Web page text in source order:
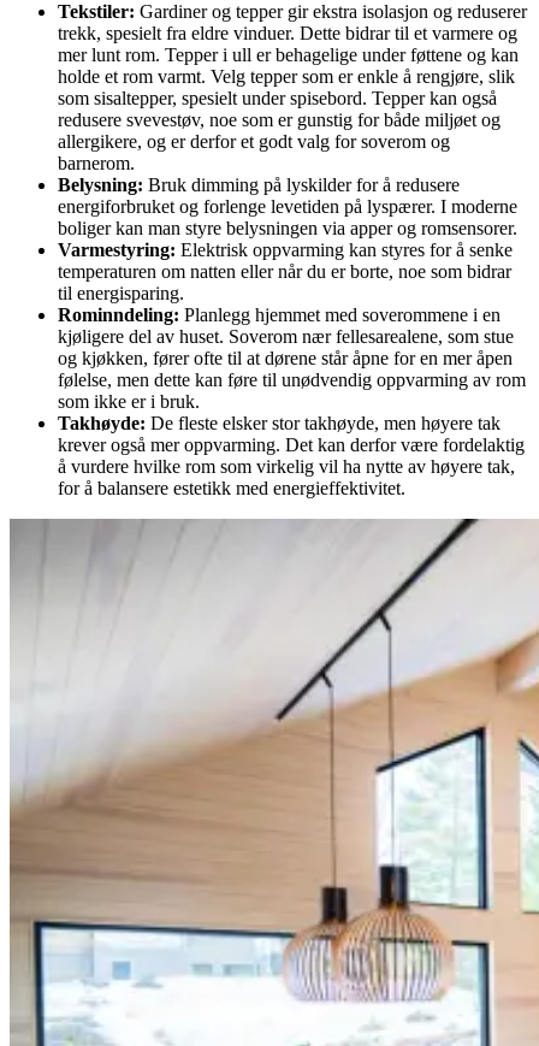
Tekstiler: Gardiner og tepper gir ekstra isolasjon og reduserer
trekk, spesielt fra eldre vinduer. Dette bidrar til et varmere og
mer lunt rom. Tepper i ull er behagelige under føttene og kan
holde et rom varmt. Velg tepper som er enkle å rengjøre, slik
som sisaltepper, spesielt under spisebord. Tepper kan også
redusere svevestøv, noe som er gunstig for både miljøet og
allergikere, og er derfor et godt valg for soverom og
barnerom.
Belysning: Bruk dimming på lyskilder for å redusere
energiforbruket og forlenge levetiden på lyspærer. I moderne
boliger kan man styre belysningen via apper og romsensorer.
Varmestyring: Elektrisk oppvarming kan styres for å senke
temperaturen om natten eller når du er borte, noe som bidrar
til energisparing.
Rominndeling: Planlegg hjemmet med soverommene i en
kjøligere del av huset. Soverom nær fellesarealene, som stue
og kjøkken, fører ofte til at dørene står åpne for en mer åpen
følelse, men dette kan føre til unødvendig oppvarming av rom
som ikke er i bruk.
Takhøyde: De fleste elsker stor takhøyde, men høyere tak
krever også mer oppvarming. Det kan derfor være fordelaktig
å vurdere hvilke rom som virkelig vil ha nytte av høyere tak,
for å balansere estetikk med energieffektivitet.